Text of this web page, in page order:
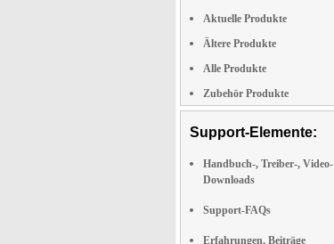
Aktuelle Produkte
Ältere Produkte
Alle Produkte
Zubehör Produkte
Support-Elemente:
Handbuch-, Treiber-, Video-
Downloads
Support-FAQs
Erfahrungen, Beiträge